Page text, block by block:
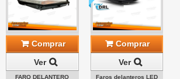
Comprar
Ver
FARO DELANTERO
Comprar
Ver
Faros delanteros LED